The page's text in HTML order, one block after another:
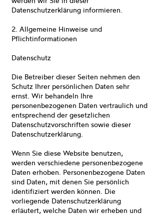
Datenschutzerklärung informieren.
2. Allgemeine Hinweise und
Pflichtinformationen
Datenschutz
Die Betreiber dieser Seiten nehmen den
Schutz Ihrer persönlichen Daten sehr
ernst. Wir behandeln Ihre
personenbezogenen Daten vertraulich und
entsprechend der gesetzlichen
Datenschutzvorschriften sowie dieser
Datenschutzerklärung.
Wenn Sie diese Website benutzen,
werden verschiedene personenbezogene
Daten erhoben. Personenbezogene Daten
sind Daten, mit denen Sie persönlich
identifiziert werden können. Die
vorliegende Datenschutzerklärung
erläutert, welche Daten wir erheben und